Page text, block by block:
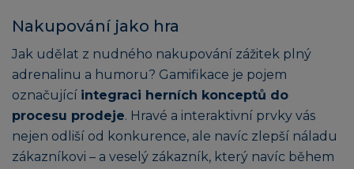
Nakupování jako hra
Jak udělat z nudného nakupování zážitek plný
adrenalinu a humoru? Gamifikace je pojem
označující integraci herních konceptů do
procesu prodeje. Hravé a interaktivní prvky vás
nejen odliší od konkurence, ale navíc zlepší náladu
zákazníkovi – a veselý zákazník, který navíc během